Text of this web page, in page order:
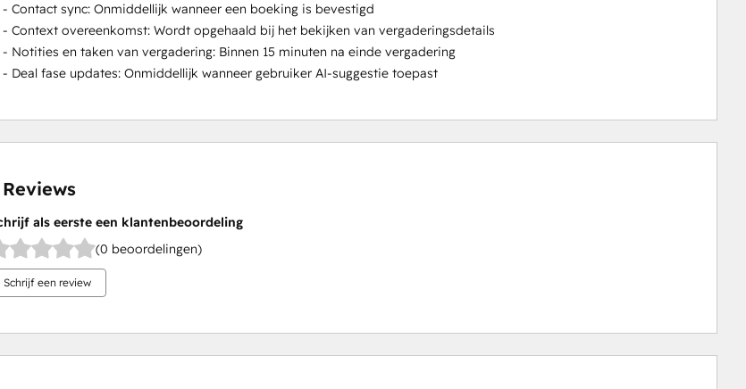
- Contact sync: Onmiddellijk wanneer een boeking is bevestigd
- Context overeenkomst: Wordt opgehaald bij het bekijken van vergaderingsdetails
- Notities en taken van vergadering: Binnen 15 minuten na einde vergadering
- Deal fase updates: Onmiddellijk wanneer gebruiker AI-suggestie toepast
Reviews
als eerste een klantenbeoordeling
(0 beoordelingen)
Schrijf een review